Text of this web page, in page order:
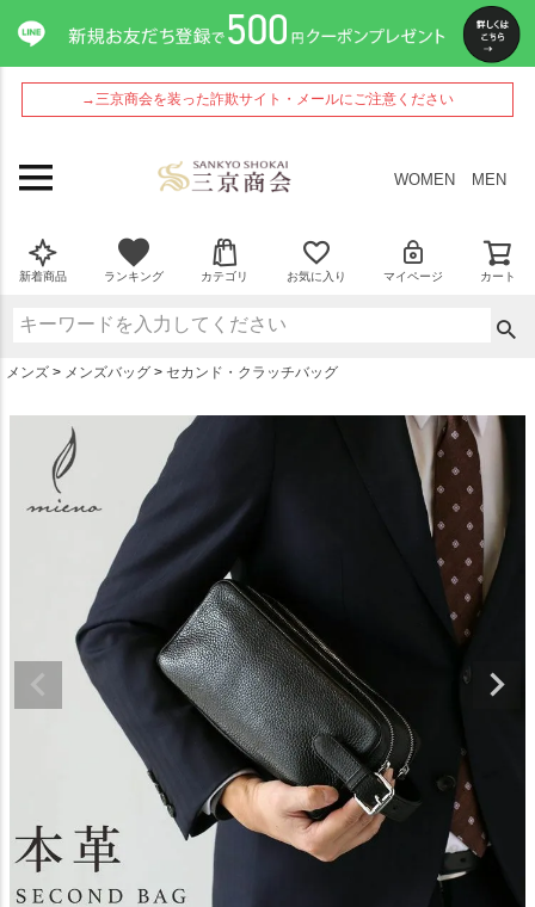
→三京商会を装った詐欺サイト・メールにご注意ください
WOMEN MEN
新着商品 ランキング カテゴリ お気に入り マイページ カート
メンズ メンズバッグ セカンド・クラッチバッグ
ペー
ジト
ップ
へ